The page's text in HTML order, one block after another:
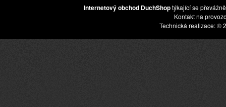
Internetový obchod DuchShoptýkající se
Kontakt na
Technická realizace: ©